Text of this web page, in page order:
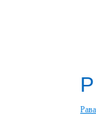
Р